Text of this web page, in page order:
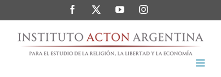
al
contenido
FacebookTwitterYouTubeInstagram